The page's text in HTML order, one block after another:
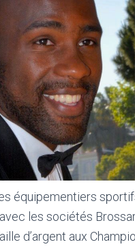
équipementiers
les sociétés
d’argent aux